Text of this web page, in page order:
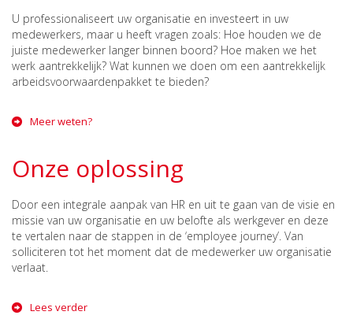
U professionaliseert uw organisatie en investeert in uw
medewerkers, maar u heeft vragen zoals: Hoe houden we de
juiste medewerker langer binnen boord? Hoe maken we het
werk aantrekkelijk? Wat kunnen we doen om een aantrekkelijk
arbeidsvoorwaardenpakket te bieden?
Meer weten?
Onze oplossing
Door een integrale aanpak van HR en uit te gaan van de visie en
missie van uw organisatie en uw belofte als werkgever en deze
te vertalen naar de stappen in de ‘employee journey’. Van
solliciteren tot het moment dat de medewerker uw organisatie
verlaat.
Lees verder